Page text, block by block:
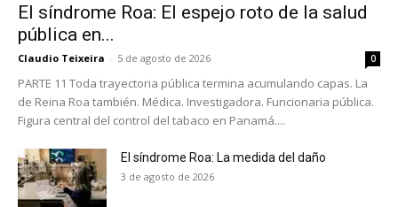
El síndrome Roa: El espejo roto de la salud
pública en...
Claudio Teixeira - 5 de agosto de 2026 0
PARTE 11 Toda trayectoria pública termina acumulando capas. La
de Reina Roa también. Médica. Investigadora. Funcionaria pública.
Figura central del control del tabaco en Panamá....
El síndrome Roa: La medida del daño
3 de agosto de 2026